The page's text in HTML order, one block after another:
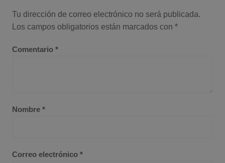
Tu dirección de correo electrónico no será publicada.
Los campos obligatorios están marcados con *
Comentario *
Nombre *
Correo electrónico *